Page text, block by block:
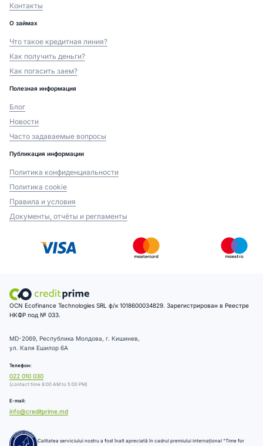
Контакты
О займах
Что такое кредитная линия?
Как получить деньги?
Как погасить заем?
Полезная информация
Блог
Новости
Часто задаваемые вопросы
Публикация информации
Политика конфиденциальности
Политика cookie
Правила и условия
Документы, отчёты и регламенты
OCN Ecofinance Technologies SRL ф/к 1018600034829. Зарегистрирован в Реестре
НКФР под № 033.
MD-2069, Республика Молдова, г. Кишинев,
ул. Каля Ешилор 6А
Телефон:
022 010 030
(contact time 8:00 AM to 5:00 PM)
E-mail:
info@creditprime.md
Calitatea serviciului nostru a fost înalt apreciată în cadrul premiului internațional “Time for